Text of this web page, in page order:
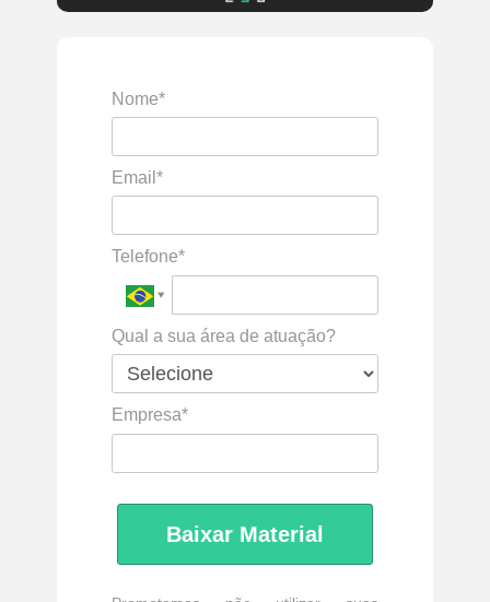
Nome*
Email*
Telefone*
Qual a sua área de atuação?
Empresa*
Baixar Material